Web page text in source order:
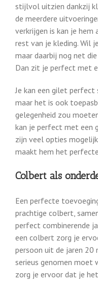
stijlvol uitzien dankzij
de meerdere
verkrijgen is kan je
rest van je kleding. Wil
maar daarbij nog net
Dan zit je perfect met
Je kan een gilet
maar het is ook
gelegenheid zou
kan je perfect met een
zijn veel opties
maakt hem het
Colbert als
Een perfecte
prachtige colbert,
perfect combinerende
een colbert zorg je
persoon uit de jaren
serieus genomen moet
zorg je ervoor dat je